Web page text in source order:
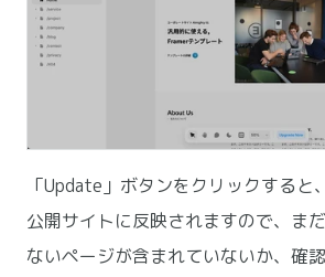
「Update」ボタンをクリックすると
公開サイトに反映されますので、ま
ないページが含まれていないか、確